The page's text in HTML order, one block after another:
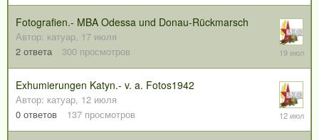
2007
Fotografien.- MBA Odessa und Donau-Rückmarsch
Автор: катуар, 17 июля
2 ответа 300 просмотров
19
Exhumierungen Katyn.- v. a. Fotos1942
Автор: катуар, 12 июля
0 ответов 137 просмотров
12